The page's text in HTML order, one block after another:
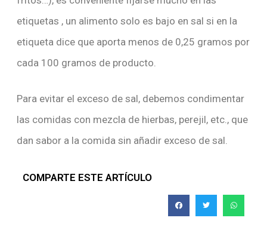
etiquetas , un alimento solo es bajo en sal si en la
etiqueta dice que aporta menos de 0,25 gramos por
cada 100 gramos de producto.
Para evitar el exceso de sal, debemos condimentar
las comidas con mezcla de hierbas, perejil, etc., que
dan sabor a la comida sin añadir exceso de sal.
COMPARTE ESTE ARTÍCULO